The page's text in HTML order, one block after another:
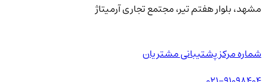
مشهد، بلوار هفتم تیر، مجتمع تجاری آرمیتاژ
شماره مرکز پشتیبانی مشتریان